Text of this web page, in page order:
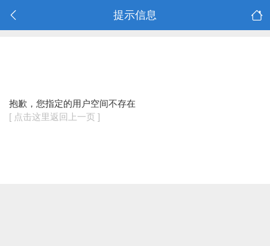
提示信息
抱歉，您指定的用户空间不存在
[ 点击这里返回上一页 ]